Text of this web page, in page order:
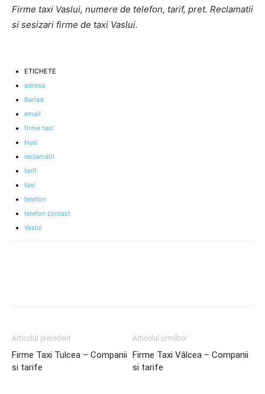
Firme taxi Vaslui, numere de telefon, tarif, pret. Reclamatii
si sesizari firme de taxi Vaslui.
ETICHETE
adresa
Barlad
email
firme taxi
Husi
reclamatii
tarif
taxi
telefon
telefon contact
Vaslui
Articolul precedent
Firme Taxi Tulcea – Companii
si tarife
Articolul următor
Firme Taxi Vâlcea – Companii
si tarife